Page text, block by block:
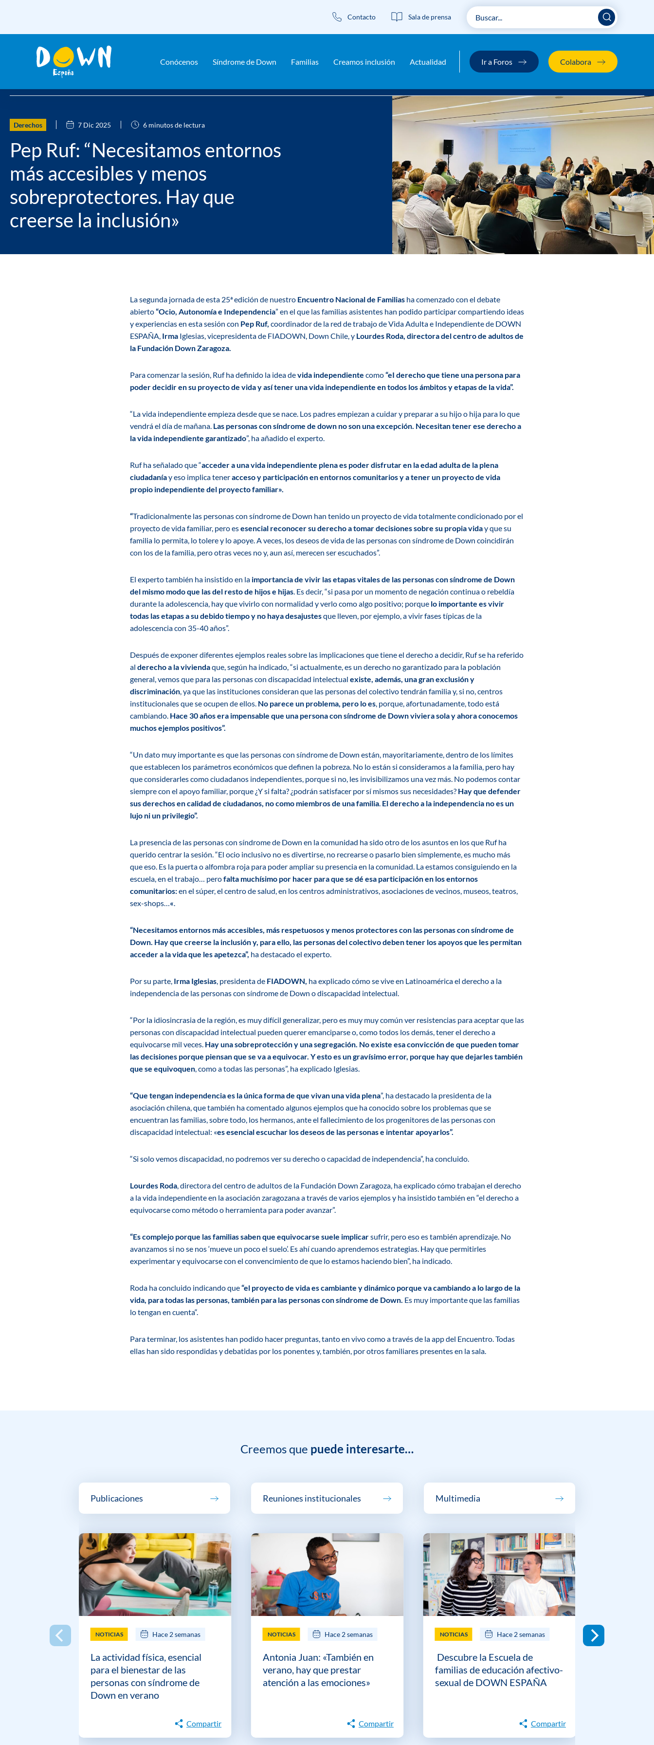
contenido
Conócenos Síndrome de Down Familias Creamos inclusión Actualidad Ir a Foros Colabora
Contacto Sala de prensa
Derechos 7 Dic 2025 6 minutos de lectura
Pep Ruf: “Necesitamos entornos
más accesibles y menos
sobreprotectores. Hay que
creerse la inclusión»
La segunda jornada de esta 25ª edición de nuestro Encuentro Nacional de Familias ha comenzado con el debate
abierto“Ocio, Autonomía e Independencia” en el que las familias asistentes han podido participar compartiendo ideas
y experiencias en esta sesión con Pep Ruf, coordinador de la red de trabajo de Vida Adulta e Independiente de DOWN
ESPAÑA, Irma Iglesias, vicepresidenta de FIADOWN, Down Chile, y Lourdes Roda, directora del centro de adultos de
la Fundación DownZaragoza.
Para comenzar la sesión, Ruf ha definido la idea devida independiente como“eI derecho que tiene una persona para
poder decidir en su proyecto de vida y así tener una vida independiente en todos los ámbitos y etapas de la vida”.
“La vida independiente empieza desde que se nace. Los padres empiezan a cuidar y preparar a su hijo o hija para lo que
vendrá el día de mañana. Las personas con síndrome de down no son una excepción. Necesitan tener ese derecho a
la vida independiente garantizado”, ha añadido el experto.
Ruf ha señalado que “acceder a una vida independiente plena es poder disfrutar en la edad adulta de la plena
ciudadaníay eso implica teneracceso y participación en entornos comunitarios y a tener un proyecto de vida
propio independiente del proyecto familiar».
“Tradicionalmente las personas con síndrome de Down han tenido un proyecto de vida totalmente condicionado por el
proyecto de vida familiar, pero esesencial reconocer su derecho a tomar decisiones sobre su propia viday que su
familia lo permita, lo tolere y lo apoye. A veces, los deseos de vida de las personas con síndrome de Down coincidirán
con los de la familia, pero otras veces no y, aun así, merecen ser escuchados”.
El experto también ha insistido en la importancia de vivir las etapas vitales de las personas con síndrome de Down
del mismo modo que las del resto de hijos e hijas. Es decir, “si pasa por un momento de negación continua o rebeldía
durante la adolescencia, hay que vivirlo con normalidad y verlo como algo positivo; porque lo importante es vivir
todas las etapas a su debido tiempo y no haya desajustesque lleven, por ejemplo, a vivir fases típicas de la
adolescencia con 35-40 años”.
Después de exponer diferentes ejemplos reales sobre las implicaciones que tiene el derecho a decidir, Ruf se ha referido
al derecho a la viviendaque, según ha indicado, “si actualmente, es un derecho no garantizado para la población
general, vemos que para las personas con discapacidad intelectual existe, además, una gran exclusión y
discriminación, ya que las instituciones consideran que las personas del colectivo tendrán familia y, si no, centros
institucionales que se ocupen de ellos. No parece un problema, pero lo es, porque, afortunadamente, todo está
cambiando. Hace 30 años era impensable que una persona con síndrome de Down viviera sola y ahora conocemos
muchos ejemplos positivos”.
“Un dato muy importante es que las personas con síndrome de Down están, mayoritariamente, dentro de los límites
que establecen los parámetros económicos que definen la pobreza. No lo están si consideramos a la familia, pero hay
que considerarles como ciudadanos independientes, porque si no, les invisibilizamos una vez más. No podemos contar
siempre con el apoyo familiar, porque ¿Y si falta? ¿podrán satisfacer por sí mismos sus necesidades? Hay que defender
sus derechos en calidad de ciudadanos, no como miembros de una familia. El derecho a la independencia no es un
lujo ni un privilegio”.
La presencia de las personas con síndrome de Down en la comunidad ha sido otro de los asuntos en los que Ruf ha
querido centrar la sesión. “El ocio inclusivo no es divertirse, no recrearse o pasarlo bien simplemente, es mucho más
que eso. Es la puerta o alfombra roja para poder ampliar su presencia en la comunidad. La estamos consiguiendo en la
escuela, en el trabajo… perofalta muchísimo por hacer para que se dé esa participación en los entornos
comunitarios:en el súper, el centro de salud, en los centros administrativos, asociaciones de vecinos, museos, teatros,
sex-shops…«.
“Necesitamos entornos más accesibles, más respetuosos y menos protectores con las personas con síndrome de
Down. Hay que creerse la inclusión y, para ello, las personas del colectivo deben tener los apoyos que les permitan
acceder a la vida que les apetezca”, ha destacado el experto.
Por su parte, Irma Iglesias, presidenta de FIADOWN, ha explicado cómo se vive en Latinoamérica el derecho a la
independencia de las personas con síndrome de Down o discapacidad intelectual.
“Por la idiosincrasia de la región, es muy difícil generalizar, pero es muy muy común ver resistencias para aceptar que las
personas con discapacidad intelectual pueden querer emanciparse o, como todos los demás, tener el derecho a
equivocarse mil veces. Hay una sobreprotección y una segregación. No existe esa convicción de que pueden tomar
las decisiones porque piensan que se va a equivocar. Y esto es un gravísimo error, porque hay que dejarles también
que se equivoquen, como a todas las personas”, ha explicado Iglesias.
“Que tengan independencia es la única forma de que vivan una vida plena”, ha destacado la presidenta de la
asociación chilena, que también ha comentado algunos ejemplos que ha conocido sobre los problemas que se
encuentran las familias, sobre todo, los hermanos, ante el fallecimiento de los progenitores de las personas con
discapacidad intelectual: «es esencial escuchar los deseos de las personas e intentar apoyarlos”.
“Si solo vemos discapacidad, no podremos ver su derecho o capacidad de independencia”, ha concluido.
Lourdes Roda, directora del centro de adultos de la Fundación Down Zaragoza, ha explicado cómo trabajan el derecho
a la vida independiente en la asociación zaragozana a través de varios ejemplos y ha insistido también en “el derecho a
equivocarse como método o herramienta para poder avanzar”.
“Es complejo porque las familias saben que equivocarse suele implicarsufrir, pero eso es también aprendizaje. No
avanzamos si no se nos ‘mueve un poco el suelo’. Es ahí cuando aprendemos estrategias. Hay que permitirles
experimentar y equivocarse con el convencimiento de que lo estamos haciendo bien”, ha indicado.
Roda ha concluido indicando que“el proyecto de vida es cambiante y dinámico porque va cambiando a lo largo de la
vida, para todas las personas, también para las personas con síndrome de Down. Es muy importante que las familias
lo tengan en cuenta“.
Para terminar, los asistentes han podido hacer preguntas, tanto en vivo como a través de la app del Encuentro. Todas
ellas han sido respondidas y debatidas por los ponentes y, también, por otros familiares presentes en la sala.
Creemos que puede interesarte…
Publicaciones Reuniones institucionales Multimedia
NOTICIAS Hace 2 semanas
La actividad física, esencial
para el bienestar de las
personas con síndrome de
Down en verano
Compartir
NOTICIAS Hace 2 semanas
Antonia Juan: «También en
verano, hay que prestar
atención a las emociones»
Compartir
NOTICIAS Hace 2 semanas
Descubre la Escuela de
familias de educación afectivo-
sexual de DOWN ESPAÑA
Compartir